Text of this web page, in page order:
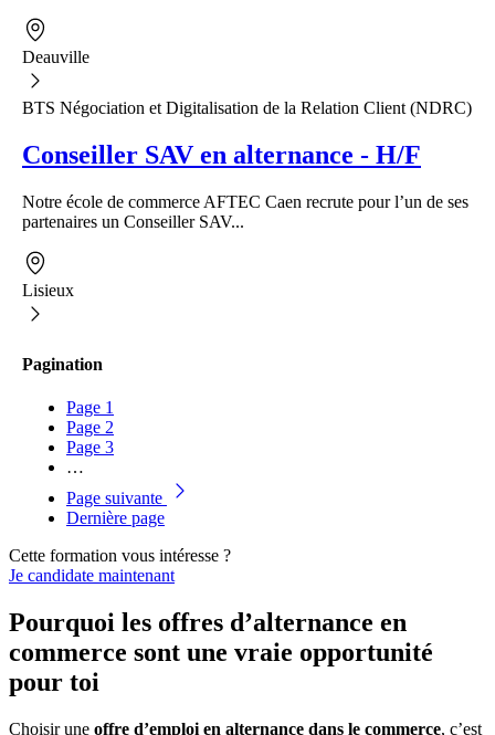
Deauville
BTS Négociation et Digitalisation de la Relation Client (NDRC)
Conseiller SAV en alternance - H/F
Notre école de commerce AFTEC Caen recrute pour l’un de ses
partenaires un Conseiller SAV...
Lisieux
Pagination
Page 1
Page 2
Page 3
…
Page suivante
Dernière page
Cette formation vous intéresse ?
Je candidate maintenant
Pourquoi les offres d’alternance en
commerce sont une vraie opportunité
pour toi
Choisir une offre d’emploi en alternance dans le commerce, c’est